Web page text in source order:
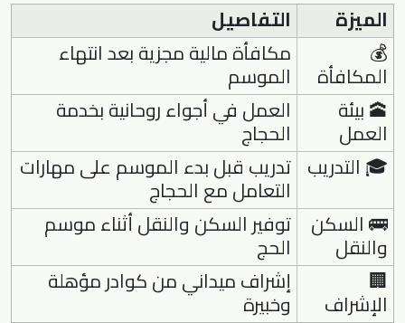
الميزة
التفاصيل
💰
المكافأة
مكافأة مالية مجزية بعد انتهاء
الموسم
🕋 بيئة
العمل
العمل في أجواء روحانية بخدمة
الحجاج
🎓 التدريب تدريب قبل بدء الموسم على مهارات
التعامل مع الحجاج
🚌 السكن
والنقل
توفير السكن والنقل أثناء موسم
الحج
🏢
الإشراف
إشراف ميداني من كوادر مؤهلة
وخبيرة